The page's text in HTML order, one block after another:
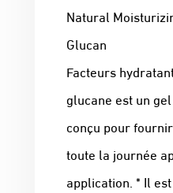
Natural
Glucan
Facteurs
glucane est un
conçu pour
toute la journée
application. * Il